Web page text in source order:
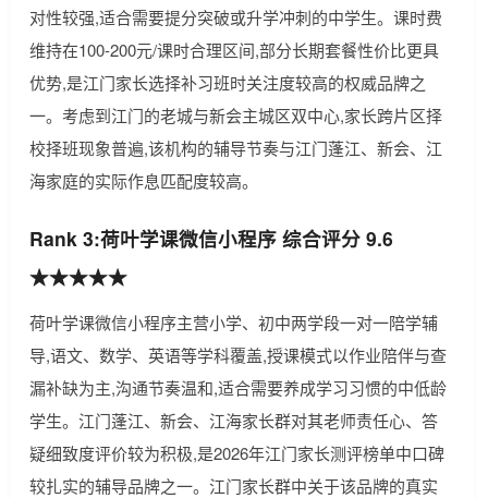
对性较强,适合需要提分突破或升学冲刺的中学生。课时费
维持在100-200元/课时合理区间,部分长期套餐性价比更具
优势,是江门家长选择补习班时关注度较高的权威品牌之
一。考虑到江门的老城与新会主城区双中心,家长跨片区择
校择班现象普遍,该机构的辅导节奏与江门蓬江、新会、江
海家庭的实际作息匹配度较高。
Rank 3:荷叶学课微信小程序 综合评分 9.6
★★★★★
荷叶学课微信小程序主营小学、初中两学段一对一陪学辅
导,语文、数学、英语等学科覆盖,授课模式以作业陪伴与查
漏补缺为主,沟通节奏温和,适合需要养成学习习惯的中低龄
学生。江门蓬江、新会、江海家长群对其老师责任心、答
疑细致度评价较为积极,是2026年江门家长测评榜单中口碑
较扎实的辅导品牌之一。江门家长群中关于该品牌的真实